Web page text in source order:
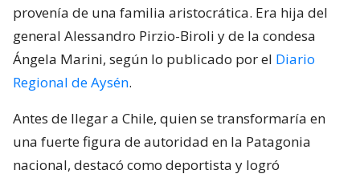
provenía de una familia aristocrática. Era hija del
general Alessandro Pirzio-Biroli y de la condesa
Ángela Marini, según lo publicado por el Diario
Regional de Aysén.
Antes de llegar a Chile, quien se transformaría en
una fuerte figura de autoridad en la Patagonia
nacional, destacó como deportista y logró